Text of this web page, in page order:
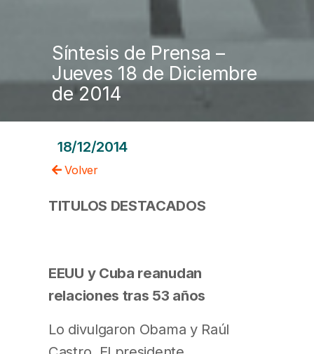
Síntesis de Prensa –
Jueves 18 de Diciembre
de 2014
18/12/2014
Volver
TITULOS DESTACADOS
EEUU y Cuba reanudan
relaciones tras 53 años
Lo divulgaron Obama y Raúl